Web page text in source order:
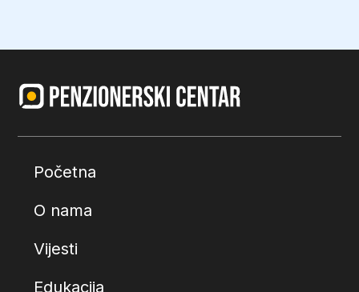
Početna
O nama
Vijesti
Edukacija